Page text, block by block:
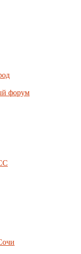
форум